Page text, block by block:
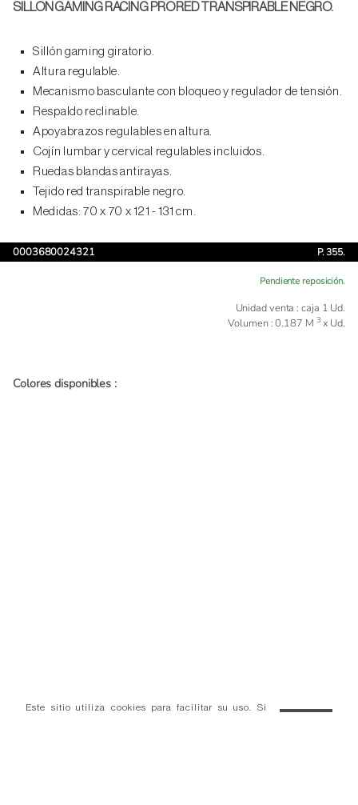
de cookies.
SILLON GAMING RACING PRO RED TRANSPIRABLE NEGRO.
Sillón gaming giratorio.
Altura regulable.
Mecanismo basculante con bloqueo y regulador de tensión.
Respaldo reclinable.
Apoyabrazos regulables en altura.
Cojín lumbar y cervical regulables incluidos.
Ruedas blandas antirayas.
Tejido red transpirable negro.
Medidas: 70 x 70 x 121 - 131 cm.
0003680024321 P. 355.
Pendiente reposición.
Unidad venta : caja 1 Ud.
Volumen : 0.187 M 3 x Ud.
Colores disponibles :